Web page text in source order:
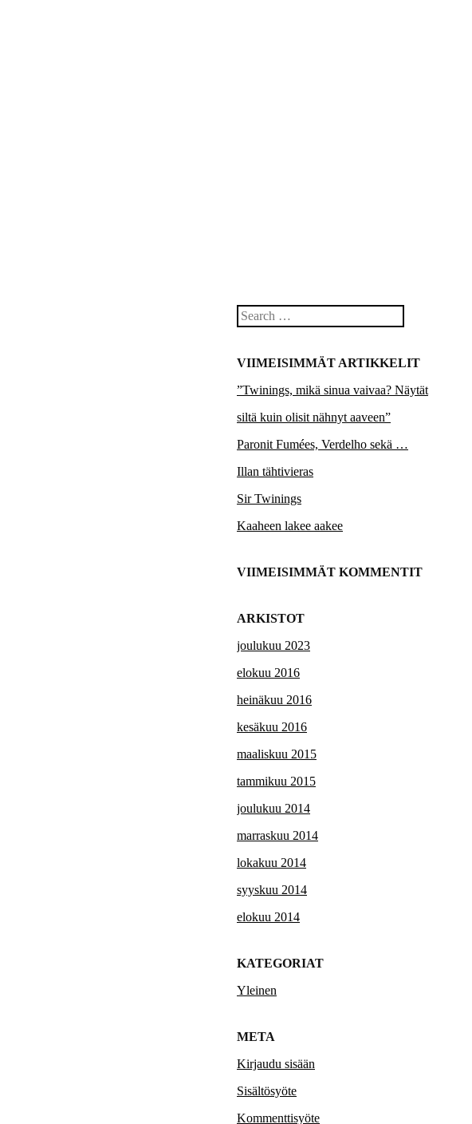
Search
VIIMEISIMMÄT ARTIKKELIT
”Twinings, mikä sinua vaivaa? Näytät
siltä kuin olisit nähnyt aaveen”
Paronit Fumées, Verdelho sekä …
Illan tähtivieras
Sir Twinings
Kaaheen lakee aakee
VIIMEISIMMÄT KOMMENTIT
ARKISTOT
joulukuu 2023
elokuu 2016
heinäkuu 2016
kesäkuu 2016
maaliskuu 2015
tammikuu 2015
joulukuu 2014
marraskuu 2014
lokakuu 2014
syyskuu 2014
elokuu 2014
KATEGORIAT
Yleinen
META
Kirjaudu sisään
Sisältösyöte
Kommenttisyöte